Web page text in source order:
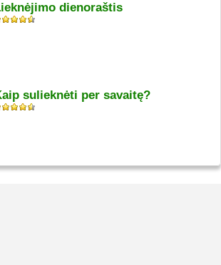
dienoraštis
sulieknėti per savaitę?